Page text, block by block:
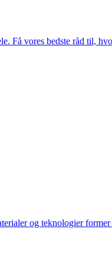
Få vores bedste råd til,
og teknologier former